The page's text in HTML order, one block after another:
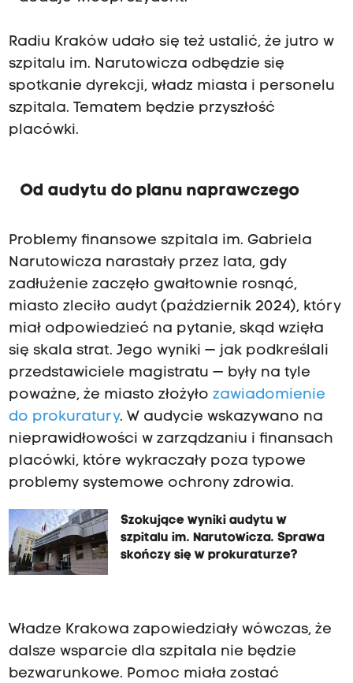
Radiu Kraków udało się też ustalić, że jutro w
szpitalu im. Narutowicza odbędzie się
spotkanie dyrekcji, władz miasta i personelu
szpitala. Tematem będzie przyszłość
placówki.
Od audytu do planu naprawczego
Problemy finansowe szpitala im. Gabriela
Narutowicza narastały przez lata, gdy
zadłużenie zaczęło gwałtownie rosnąć,
miasto zleciło audyt (październik 2024), który
miał odpowiedzieć na pytanie, skąd wzięła
się skala strat. Jego wyniki — jak podkreślali
przedstawiciele magistratu — były na tyle
poważne, że miasto złożyło zawiadomienie
do prokuratury. W audycie wskazywano na
nieprawidłowości w zarządzaniu i finansach
placówki, które wykraczały poza typowe
problemy systemowe ochrony zdrowia.
Szokujące wyniki audytu w
szpitalu im. Narutowicza. Sprawa
skończy się w prokuraturze?
Władze Krakowa zapowiedziały wówczas, że
dalsze wsparcie dla szpitala nie będzie
bezwarunkowe. Pomoc miała zostać